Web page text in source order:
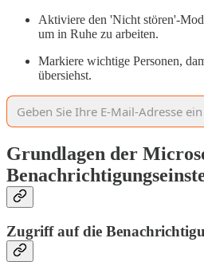
Aktiviere den 'Nicht stören'-
um in Ruhe zu arbeiten.
Markiere wichtige Personen,
übersiehst.
Grundlagen der
Zugriff auf die